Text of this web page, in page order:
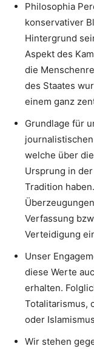
Philosophia
konservativer
Hintergrund
Aspekt des
die
des Staates
einem ganz
Grundlage für
welche über
Ursprung in
Tradition
Verfassung
Verteidigung
Unser
diese Werte
erhalten.
Totalitarismus,
oder
Wir stehen